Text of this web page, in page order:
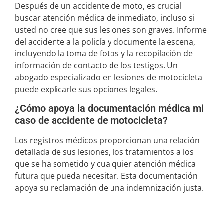
Después de un accidente de moto, es crucial
buscar atención médica de inmediato, incluso si
usted no cree que sus lesiones son graves. Informe
del accidente a la policía y documente la escena,
incluyendo la toma de fotos y la recopilación de
información de contacto de los testigos. Un
abogado especializado en lesiones de motocicleta
puede explicarle sus opciones legales.
¿Cómo apoya la documentación médica mi
caso de accidente de motocicleta?
Los registros médicos proporcionan una relación
detallada de sus lesiones, los tratamientos a los
que se ha sometido y cualquier atención médica
futura que pueda necesitar. Esta documentación
apoya su reclamación de una indemnización justa.